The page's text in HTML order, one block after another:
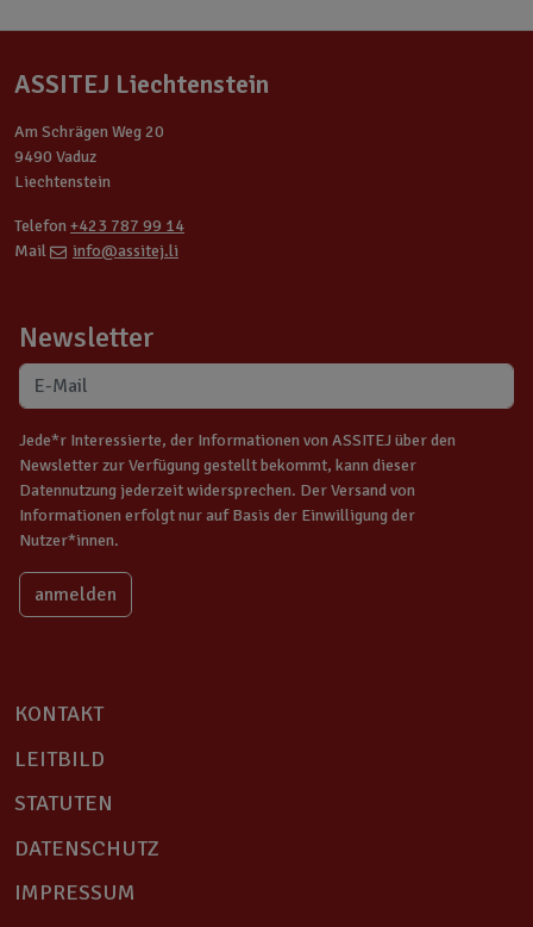
ASSITEJ Liechtenstein
Am Schrägen Weg 20
9490 Vaduz
Liechtenstein
Telefon+423 787 99 14
Mail
info@assitej.li
Newsletter
Jede*r Interessierte, der Informationen von ASSITEJ über den
Newsletter zur Verfügung gestellt bekommt, kann dieser
Datennutzung jederzeit widersprechen. Der Versand von
Informationen erfolgt nur auf Basis der Einwilligung der
Nutzer*innen.
KONTAKT
LEITBILD
STATUTEN
DATENSCHUTZ
IMPRESSUM